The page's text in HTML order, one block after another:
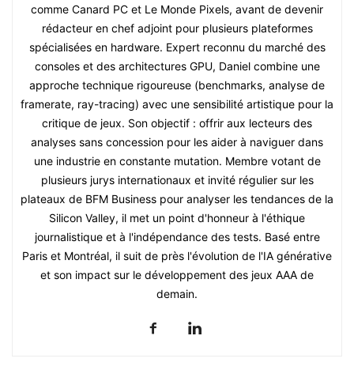
comme Canard PC et Le Monde Pixels, avant de devenir
rédacteur en chef adjoint pour plusieurs plateformes
spécialisées en hardware. Expert reconnu du marché des
consoles et des architectures GPU, Daniel combine une
approche technique rigoureuse (benchmarks, analyse de
framerate, ray-tracing) avec une sensibilité artistique pour la
critique de jeux. Son objectif : offrir aux lecteurs des
analyses sans concession pour les aider à naviguer dans
une industrie en constante mutation. Membre votant de
plusieurs jurys internationaux et invité régulier sur les
plateaux de BFM Business pour analyser les tendances de la
Silicon Valley, il met un point d'honneur à l'éthique
journalistique et à l'indépendance des tests. Basé entre
Paris et Montréal, il suit de près l'évolution de l'IA générative
et son impact sur le développement des jeux AAA de
demain.